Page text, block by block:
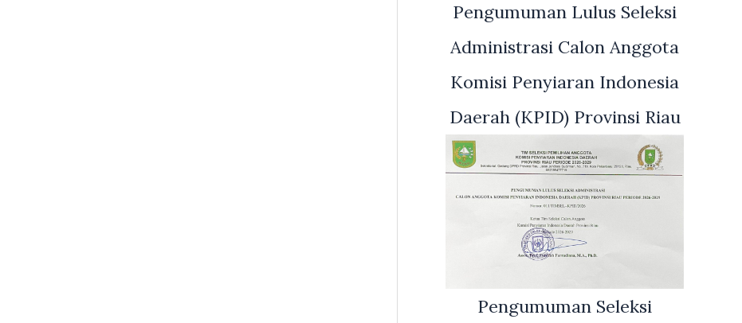
Pengumuman Lulus Seleksi
Administrasi Calon Anggota
Komisi Penyiaran Indonesia
Daerah (KPID) Provinsi Riau
Pengumuman Seleksi